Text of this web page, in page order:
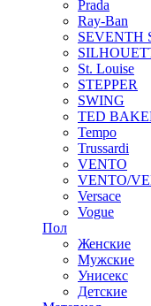
Prada
Ray-Ban
SEVENTH
St. Louise
STEPPER
SWING
TED
Tempo
Trussardi
VENTO
VENTO/
Versace
Vogue
Пол
Женские
Мужские
Унисекс
Детские